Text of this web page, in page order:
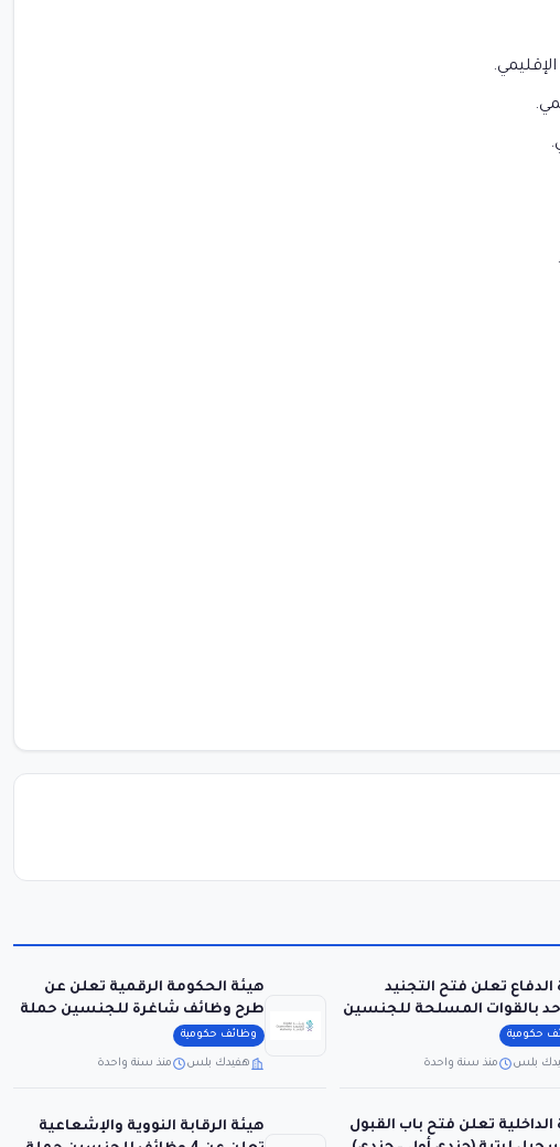
الدفاع تعلن فتح التجنيد
بالقوات المسلحة للجنسين
حكومية
بلس منذ سنة واحدة
هيئة الحكومة الرقمية تعلن عن
طرح وظائف شاغرة للجنسين حملة
البكالوريوس
وظائف حكومية
هفيدك بلس منذ سنة واحدة
الداخلية تعلن فتح باب القبول
هيئة الرقابة النووية والإشعاعية